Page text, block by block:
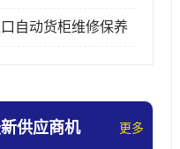
自动货柜维修保养
供应商机 更多